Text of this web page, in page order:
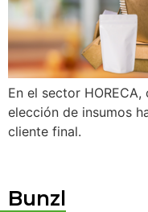
En el sector
elección de insumos
cliente final.
Bunzl